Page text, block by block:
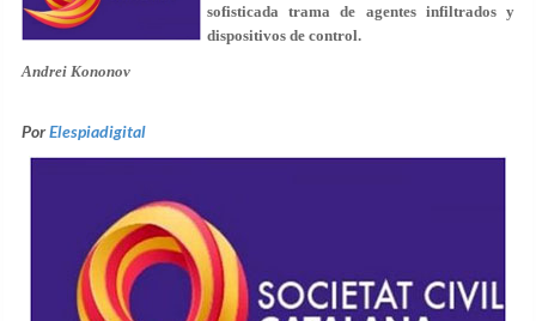
sofisticada trama de agentes infiltrados y
dispositivos de control.
Andrei Kononov
PorElespiadigital